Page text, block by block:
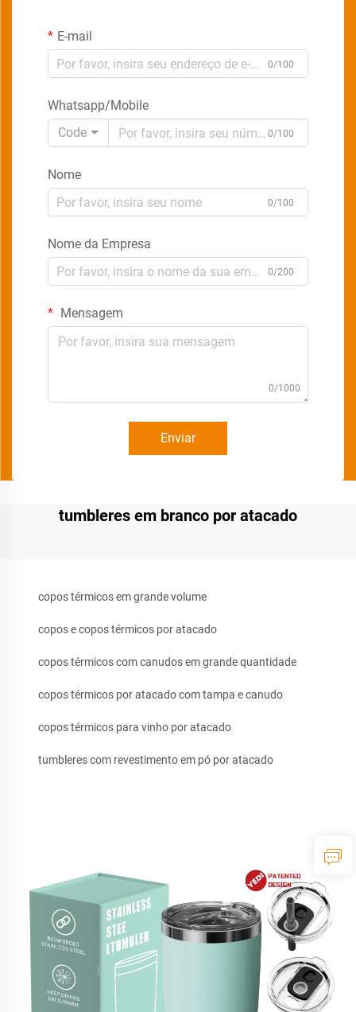
E-mail
0/100
Whatsapp/Mobile
Code
0/100
Nome
0/100
Nome da Empresa
0/200
Mensagem
0/1000
Enviar
tumbleres em branco por atacado
copos térmicos em grande volume
copos e copos térmicos por atacado
copos térmicos com canudos em grande quantidade
copos térmicos por atacado com tampa e canudo
copos térmicos para vinho por atacado
tumbleres com revestimento em pó por atacado